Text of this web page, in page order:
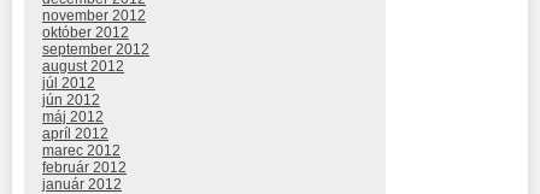
november 2012
október 2012
september 2012
august 2012
júl 2012
jún 2012
máj 2012
apríl 2012
marec 2012
február 2012
január 2012